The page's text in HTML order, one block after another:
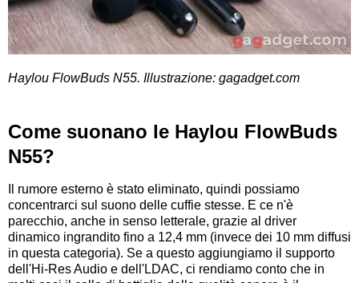
Haylou FlowBuds N55. Illustrazione: gagadget.com
Come suonano le Haylou FlowBuds
N55?
Il rumore esterno è stato eliminato, quindi possiamo
concentrarci sul suono delle cuffie stesse. E ce n'è
parecchio, anche in senso letterale, grazie al driver
dinamico ingrandito fino a 12,4 mm (invece dei 10 mm diffusi
in questa categoria). Se a questo aggiungiamo il supporto
dell'Hi-Res Audio e dell'LDAC, ci rendiamo conto che in